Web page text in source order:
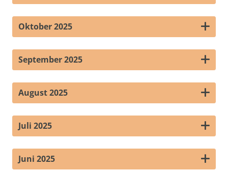
Oktober 2025
September 2025
August 2025
Juli 2025
Juni 2025